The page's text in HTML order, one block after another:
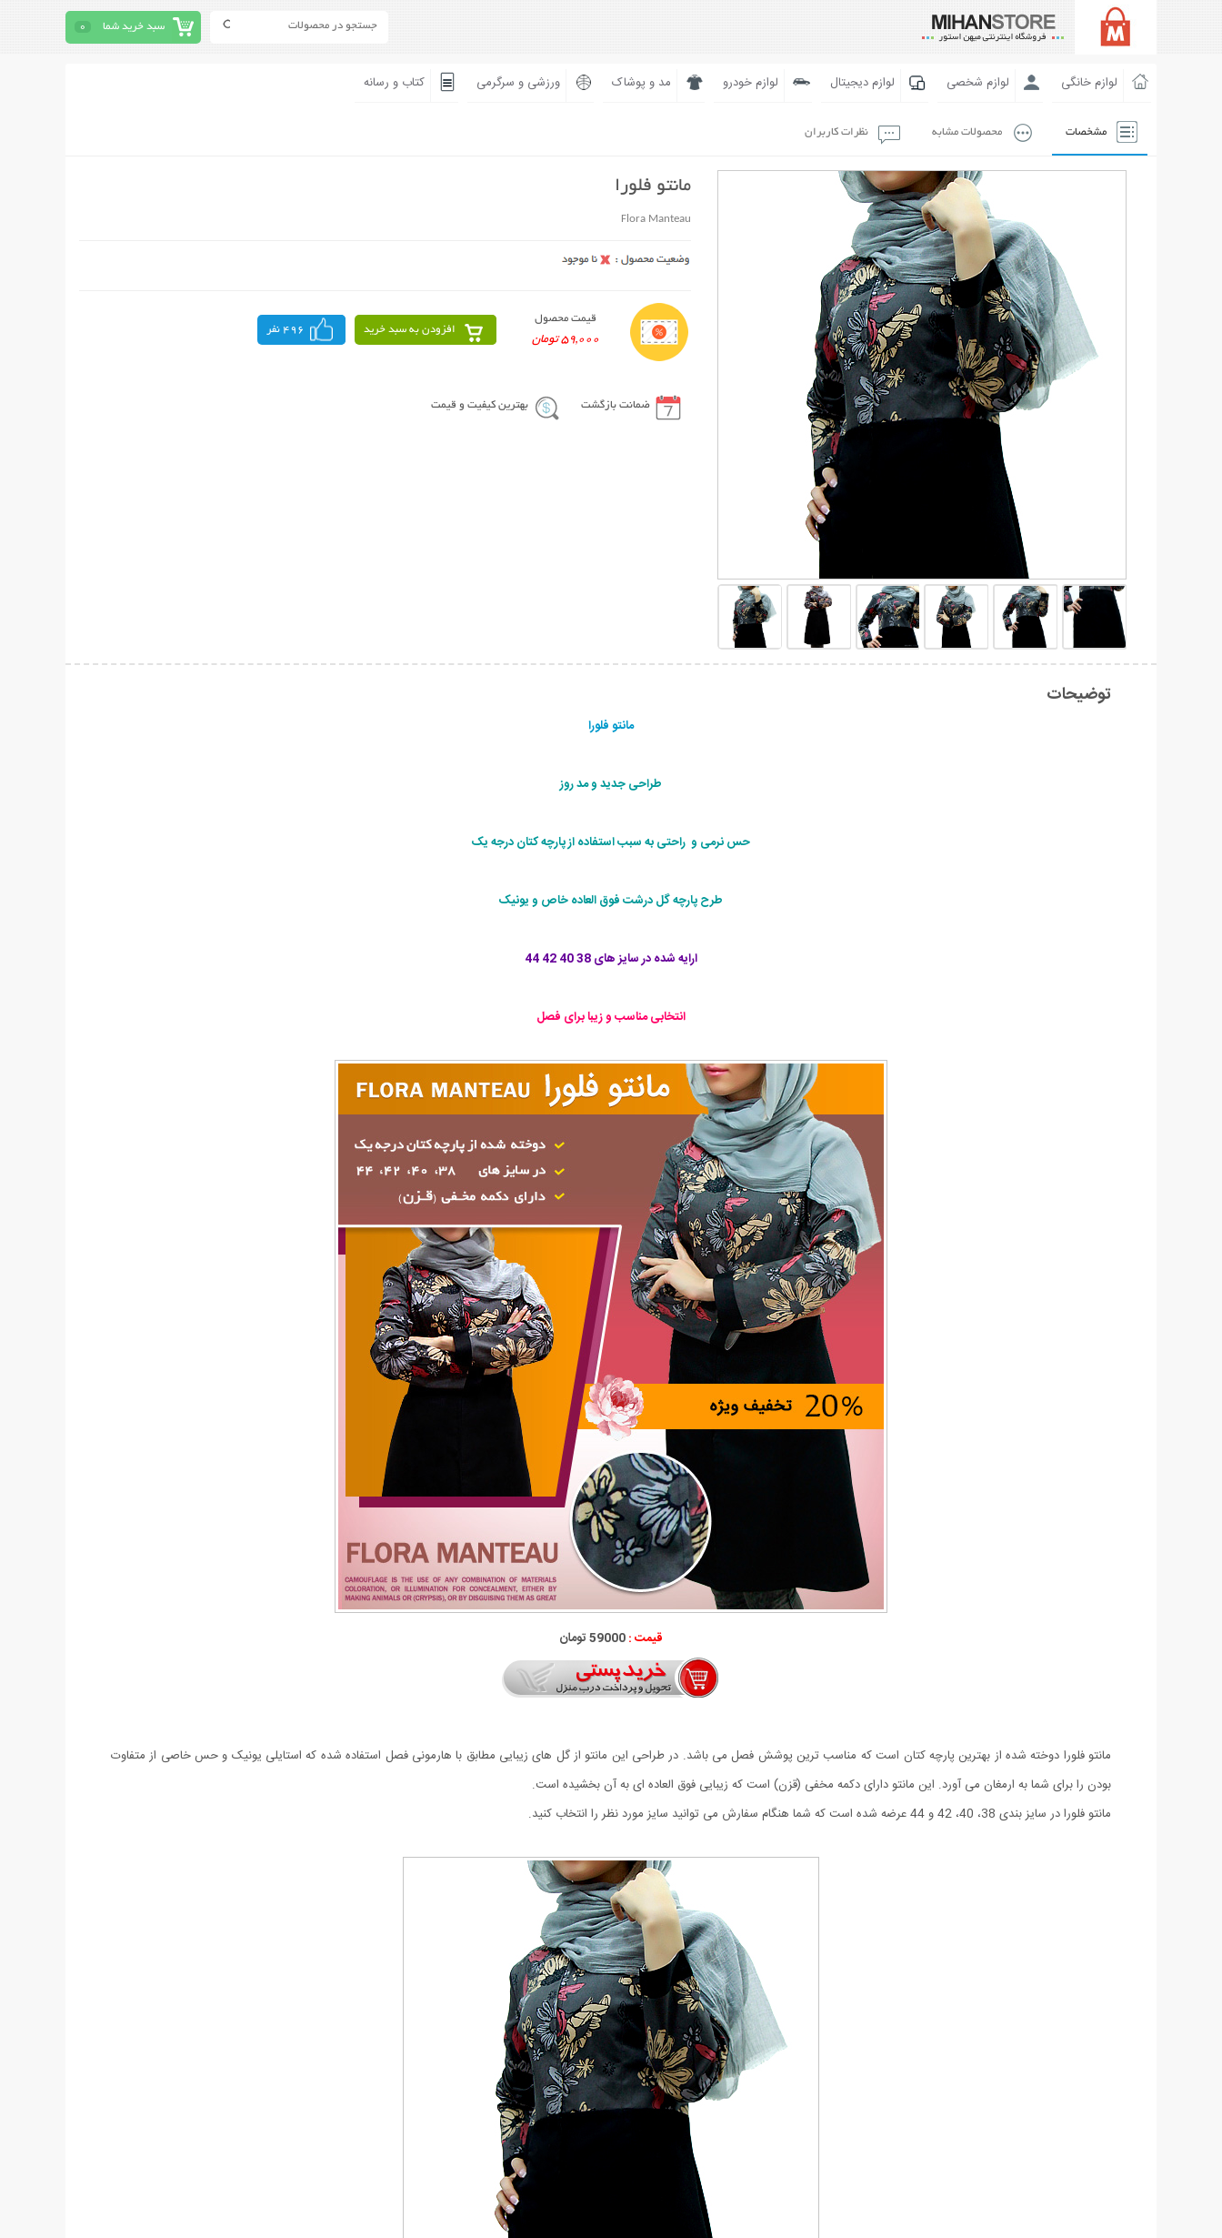
سبد خرید شما 0
لوازم خانگی لوازم شخصی لوازم دیجیتال لوازم خودرو مد و پوشاک ورزشی و سرگرمی کتاب و رسانه
مشخصات محصولات مشابه نظرات کاربران
مانتو فلورا
Flora Manteau
قیمت محصول
59,000 تومان
افزودن به سبد خرید 496 نفر
ضمانت بازگشت بهترین کیفیت و قیمت
توضیحات
مانتو فلورا
طراحی جدید و مد روز
حس نرمی و راحتی به سبب استفاده از پارچه کتان درجه یک
طرح پارچه گل درشت فوق العاده خاص و یونیک
ارایه شده در سایز های 38 40 42 44
انتخابی مناسب و زیبا برای فصل
قیمت :59000 تومان
مانتو فلورا دوخته شده از بهترین پارچه کتان است که مناسب ترین پوشش فصل می باشد. در طراحی این مانتو از گل های زیبایی مطابق با هارمونی فصل استفاده شده که استایلی یونیک و حس خاصی از متفاوت
بودن را برای شما به ارمغان می آورد. این مانتو دارای دکمه مخفی (قزن) است که زیبایی فوق العاده ای به آن بخشیده است.
مانتو فلورا در سایز بندی 38، 40، 42 و 44 عرضه شده است که شما هنگام سفارش می توانید سایز مورد نظر را انتخاب کنید.